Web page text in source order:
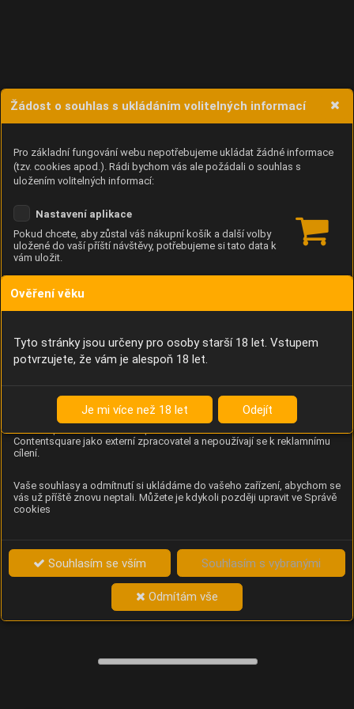
Žádost o souhlas s ukládáním volitelných informací
Pro základní fungování webu nepotřebujeme ukládat žádné informace
(tzv. cookies apod.). Rádi bychom vás ale požádali o souhlas s
uložením volitelných informací:
Nastavení aplikace
Pokud chcete, aby zůstal váš nákupní košík a další volby
uložené do vaší příští návštěvy, potřebujeme si tato data k
vám uložit.
Anonymní unikátní ID
Díky němu příště poznáme, že se jedná o stejné zařízení, a
Identifikátor je zcela anonymní.
Analýza chování návštěvníků na webu (pohyb kurzoru,
kliknutí, procházení stránek a heatmapy), která
provozovateli e-shopu Betelné škopek pomáhá zlepšovat
Contentsquare jako externí zpracovatel a nepoužívají se k reklamnímu
cílení.
Vaše souhlasy a odmítnutí si ukládáme do vašeho zařízení, abychom se
vás už příště znovu neptali. Můžete je kdykoli později upravit ve Správě
cookies
Souhlasím se vším Souhlasím s vybranými
Odmítám vše
Ověření věku
Tyto stránky jsou určeny pro osoby starší 18 let. Vstupem
potvrzujete, že vám je alespoň 18 let.
Je mi více než 18 let Odejít